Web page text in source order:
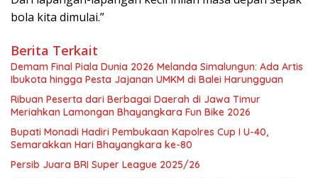
bola kita dimulai.”
Berita Terkait
Demam Final Piala Dunia 2026 Melanda Simalungun: Ada Artis
Ibukota hingga Pesta Jajanan UMKM di Balei Harungguan
Ribuan Peserta dari Berbagai Daerah di Jawa Timur
Meriahkan Lamongan Bhayangkara Fun Bike 2026
Bupati Monadi Hadiri Pembukaan Kapolres Cup I U-40,
Semarakkan Hari Bhayangkara ke-80
Persib Juara BRI Super League 2025/26